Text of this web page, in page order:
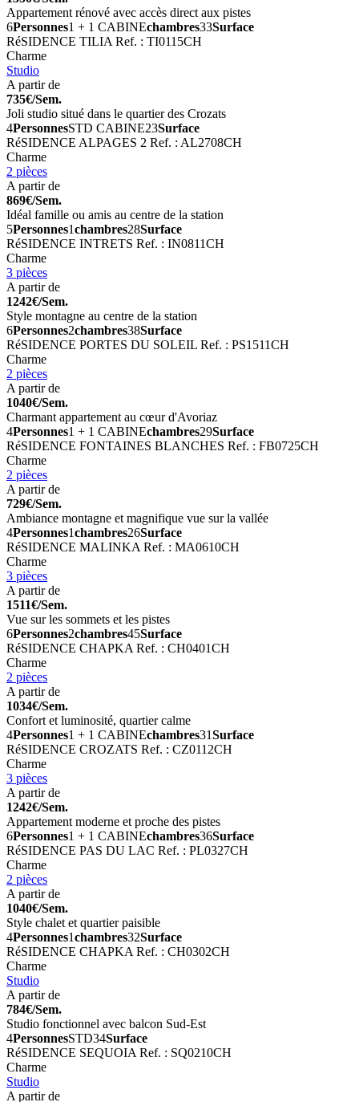
Appartement rénové avec accès direct aux pistes
6Personnes1 + 1 CABINEchambres33Surface
RéSIDENCE TILIA Ref. : TI0115CH
Charme
Studio
A partir de
735€/Sem.
Joli studio situé dans le quartier des Crozats
4PersonnesSTD CABINE23Surface
RéSIDENCE ALPAGES 2 Ref. : AL2708CH
Charme
2 pièces
A partir de
869€/Sem.
Idéal famille ou amis au centre de la station
5Personnes1chambres28Surface
RéSIDENCE INTRETS Ref. : IN0811CH
Charme
3 pièces
A partir de
1242€/Sem.
Style montagne au centre de la station
6Personnes2chambres38Surface
RéSIDENCE PORTES DU SOLEIL Ref. : PS1511CH
Charme
2 pièces
A partir de
1040€/Sem.
Charmant appartement au cœur d'Avoriaz
4Personnes1 + 1 CABINEchambres29Surface
RéSIDENCE FONTAINES BLANCHES Ref. : FB0725CH
Charme
2 pièces
A partir de
729€/Sem.
Ambiance montagne et magnifique vue sur la vallée
4Personnes1chambres26Surface
RéSIDENCE MALINKA Ref. : MA0610CH
Charme
3 pièces
A partir de
1511€/Sem.
Vue sur les sommets et les pistes
6Personnes2chambres45Surface
RéSIDENCE CHAPKA Ref. : CH0401CH
Charme
2 pièces
A partir de
1034€/Sem.
Confort et luminosité, quartier calme
4Personnes1 + 1 CABINEchambres31Surface
RéSIDENCE CROZATS Ref. : CZ0112CH
Charme
3 pièces
A partir de
1242€/Sem.
Appartement moderne et proche des pistes
6Personnes1 + 1 CABINEchambres36Surface
RéSIDENCE PAS DU LAC Ref. : PL0327CH
Charme
2 pièces
A partir de
1040€/Sem.
Style chalet et quartier paisible
4Personnes1chambres32Surface
RéSIDENCE CHAPKA Ref. : CH0302CH
Charme
Studio
A partir de
784€/Sem.
Studio fonctionnel avec balcon Sud-Est
4PersonnesSTD34Surface
RéSIDENCE SEQUOIA Ref. : SQ0210CH
Charme
Studio
A partir de